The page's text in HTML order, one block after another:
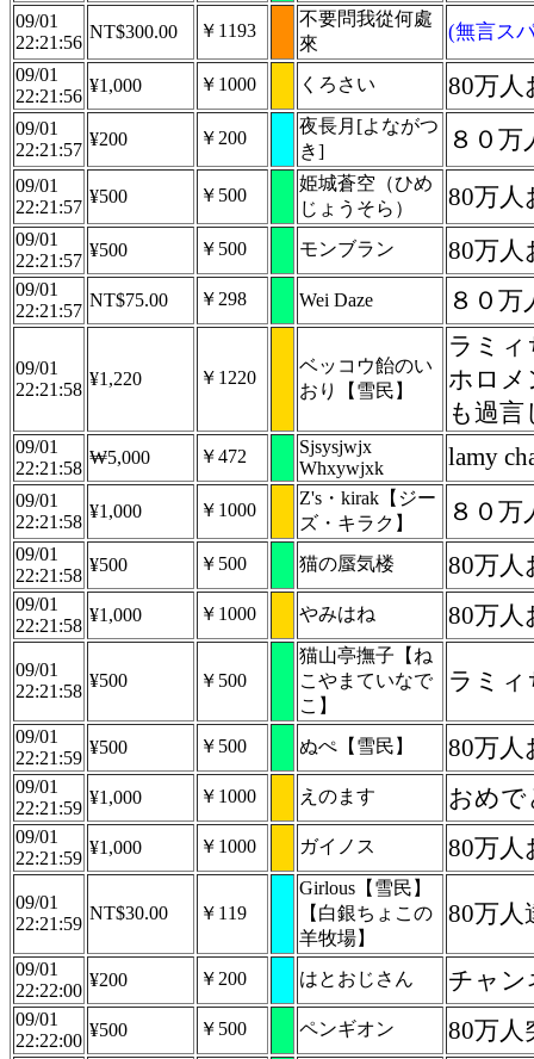
09/01
22:21:56
NT$300.00 ￥1193
不要問我從何處
來
(無言ス
09/01
22:21:56
¥1,000 ￥1000 くろさい 80万
09/01
22:21:57
¥200 ￥200
夜長月[よながつ
き]
８０
09/01
22:21:57
¥500 ￥500
姫城蒼空（ひめ
じょうそら）
80万人
09/01
22:21:57
¥500 ￥500 モンブラン 80万
09/01
22:21:57
NT$75.00 ￥298 Wei Daze ８０
09/01
22:21:58
¥1,220 ￥1220
ベッコウ飴のい
おり【雪民】
ラミ
ホロメ
も過
09/01
22:21:58
₩5,000 ￥472
Sjsysjwjx
Whxywjxk
lamy
09/01
22:21:58
¥1,000 ￥1000
Z's・kirak【ジー
ズ・キラク】
８０
09/01
22:21:58
¥500 ￥500 猫の蜃気楼 80万
09/01
22:21:58
¥1,000 ￥1000 やみはね 80万人
09/01
22:21:58
¥500 ￥500
猫山亭撫子【ね
こやまていなで
こ】
ラミ
09/01
22:21:59
¥500 ￥500 ぬぺ【雪民】 80万人
09/01
22:21:59
¥1,000 ￥1000 えのます おめで
09/01
22:21:59
¥1,000 ￥1000 ガイノス 80万人
09/01
22:21:59
NT$30.00 ￥119
Girlous【雪民】
【白銀ちょこの
羊牧場】
80万人
09/01
22:22:00
¥200 ￥200 はとおじさん チャン
09/01
22:22:00
¥500 ￥500 ペンギオン 80万